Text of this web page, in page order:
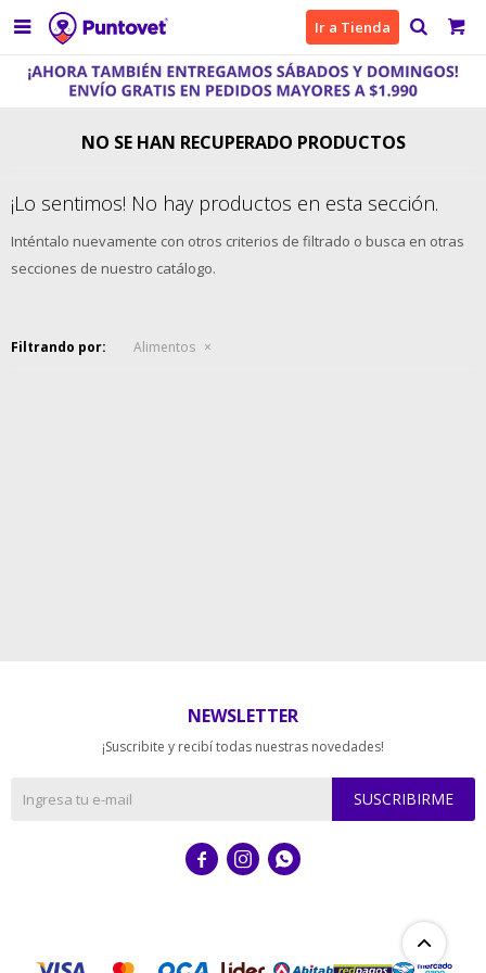
 Ir a Tienda
NO SE HAN RECUPERADO PRODUCTOS
¡Lo sentimos! No hay productos en esta sección.
Inténtalo nuevamente con otros criterios de filtrado o busca en otras
secciones de nuestro catálogo.
Filtrando por: Alimentos
NEWSLETTER
¡Suscribite y recibí todas nuestras novedades!
SUSCRIBIRME
  